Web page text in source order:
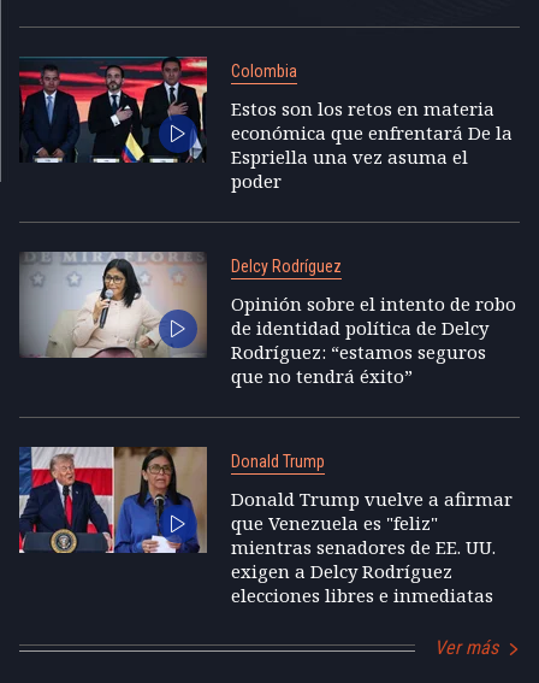
Colombia
Estos son los retos en materia
económica que enfrentará De la
Espriella una vez asuma el
poder
Delcy Rodríguez
Opinión sobre el intento de robo
de identidad política de Delcy
Rodríguez: “estamos seguros
que no tendrá éxito”
Donald Trump
Donald Trump vuelve a afirmar
que Venezuela es "feliz"
mientras senadores de EE. UU.
exigen a Delcy Rodríguez
elecciones libres e inmediatas
Ver más